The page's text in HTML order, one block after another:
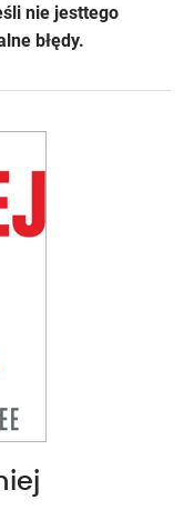
nie jesttego
błędy.